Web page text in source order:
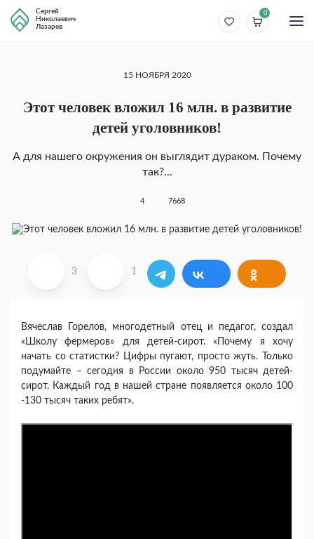
Сергей
Николаевич
Лазарев
0
15 НОЯБРЯ 2020
Этот человек вложил 16 млн. в развитие
детей уголовников!
А для нашего окружения он выглядит дураком. Почему
так?...
4 7668
3 1
Вячеслав Горелов, многодетный отец и педагог, создал
«Школу фермеров» для детей-сирот. «Почему я хочу
начать со статистки? Цифры пугают, просто жуть. Только
подумайте – сегодня в России около 950 тысяч детей-
сирот. Каждый год в нашей стране появляется около 100
-130 тысяч таких ребят».